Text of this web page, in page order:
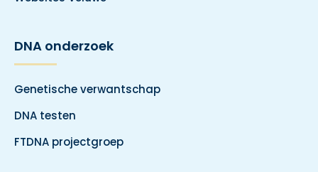
DNA onderzoek
Genetische verwantschap
DNA testen
FTDNA projectgroep